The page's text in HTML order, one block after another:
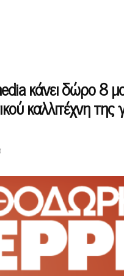
κάνει δώρο 8
καλλιτέχνη